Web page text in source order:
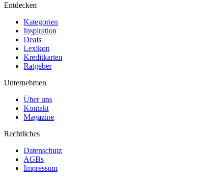
Entdecken
Kategorien
Inspiration
Deals
Lexikon
Kreditkarten
Ratgeber
Unternehmen
Über uns
Kontakt
Magazine
Rechtliches
Datenschutz
AGBs
Impressum